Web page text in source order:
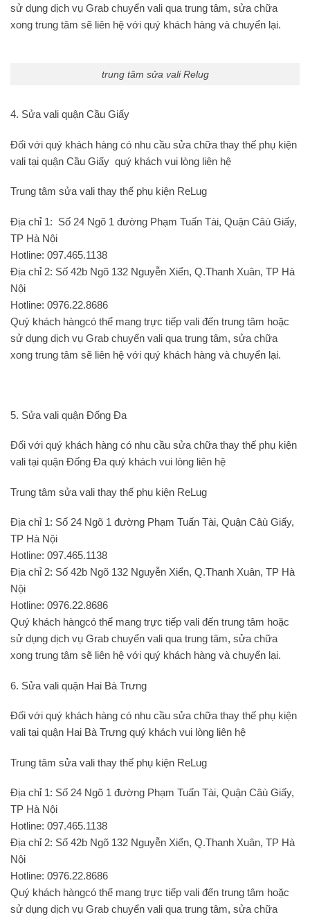
sử dụng dịch vụ Grab chuyển vali qua trung tâm, sửa chữa
xong trung tâm sẽ liên hệ với quý khách hàng và chuyển lại.
trung tâm sửa vali Relug
4. Sửa vali quận Cầu Giấy
Đối với quý khách hàng có nhu cầu sửa chữa thay thế phụ kiện
vali tại quận Cầu Giấy quý khách vui lòng liên hệ
Trung tâm sửa vali thay thế phụ kiện ReLug
Địa chỉ 1: Số 24 Ngõ 1 đường Phạm Tuấn Tài, Quận Câù Giấy,
TP Hà Nội
Hotline: 097.465.1138
Địa chỉ 2: Số 42b Ngõ 132 Nguyễn Xiển, Q.Thanh Xuân, TP Hà
Nội
Hotline: 0976.22.8686
Quý khách hàngcó thể mang trực tiếp vali đến trung tâm hoặc
sử dụng dịch vụ Grab chuyển vali qua trung tâm, sửa chữa
xong trung tâm sẽ liên hệ với quý khách hàng và chuyển lại.
5. Sửa vali quận Đống Đa
Đối với quý khách hàng có nhu cầu sửa chữa thay thế phụ kiện
vali tại quận Đống Đa quý khách vui lòng liên hệ
Trung tâm sửa vali thay thế phụ kiện ReLug
Địa chỉ 1: Số 24 Ngõ 1 đường Phạm Tuấn Tài, Quận Câù Giấy,
TP Hà Nội
Hotline: 097.465.1138
Địa chỉ 2: Số 42b Ngõ 132 Nguyễn Xiển, Q.Thanh Xuân, TP Hà
Nội
Hotline: 0976.22.8686
Quý khách hàngcó thể mang trực tiếp vali đến trung tâm hoặc
sử dụng dịch vụ Grab chuyển vali qua trung tâm, sửa chữa
xong trung tâm sẽ liên hệ với quý khách hàng và chuyển lại.
6. Sửa vali quận Hai Bà Trưng
Đối với quý khách hàng có nhu cầu sửa chữa thay thế phụ kiện
vali tại quận Hai Bà Trưng quý khách vui lòng liên hệ
Trung tâm sửa vali thay thế phụ kiện ReLug
Địa chỉ 1: Số 24 Ngõ 1 đường Phạm Tuấn Tài, Quận Câù Giấy,
TP Hà Nội
Hotline: 097.465.1138
Địa chỉ 2: Số 42b Ngõ 132 Nguyễn Xiển, Q.Thanh Xuân, TP Hà
Nội
Hotline: 0976.22.8686
Quý khách hàngcó thể mang trực tiếp vali đến trung tâm hoặc
sử dụng dịch vụ Grab chuyển vali qua trung tâm, sửa chữa